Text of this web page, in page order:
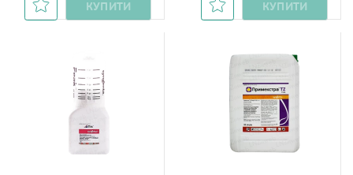
КУПИТИ КУПИТИ